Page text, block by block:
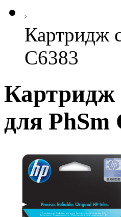
Картридж
C6383
Картридж
для PhSm